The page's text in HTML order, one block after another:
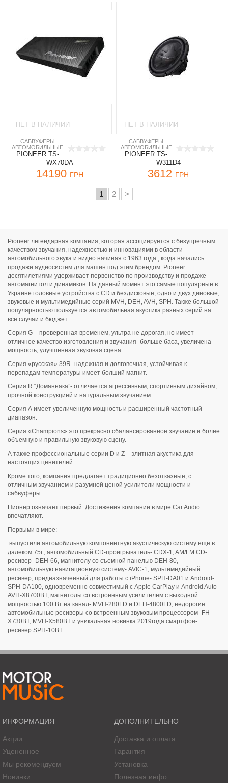
НЕТ В НАЛИЧИИ
САБВУФЕРЫ
АВТОМОБИЛЬНЫЕ
PIONEER TS-
WX70DA
14190 ГРН
НЕТ В НАЛИЧИИ
САБВУФЕРЫ
АВТОМОБИЛЬНЫЕ
PIONEER TS-
W311D4
3612 ГРН
1 2 >
Pioneer легендарная компания, которая ассоциируется с безупречным
качеством звучания, надежностью и инновациями в области
автомобильного звука и видео начиная с 1963 года , когда начались
продажи аудиосистем для машин под этим брендом. Pioneer
десятилетиями удерживает первенство по производству и продаже
автомагнитол и динамиков. На данный момент это самые популярные в
Украине головные устройства с CD и бездисковые, одно и двух диновые,
звуковые и мультимедийные серий MVH, DEH, AVH, SPH. Также большой
популярностью пользуется автомобильная акустика разных серий на
все случаи и бюджет:
Серия G – проверенная временем, ультра не дорогая, но имеет
отличное качество изготовления и звучания- больше баса, увеличена
мощность, улучшенная звуковая сцена.
Серия «русская» 39R- надежная и долговечная, устойчивая к
перепадам температуры имеет болший магнит.
Серия R “Доманнака”- отличается агрессивным, спортивным дизайном,
прочной конструкцией и натуральным звучанием.
Серия А имеет увеличенную мощность и расширенный частотный
диапазон.
Серия «Champions» это прекрасно сбалансированное звучание и более
объемную и правильную звуковую сцену.
А также профессиональные серии D и Z – элитная акустика для
настоящих ценителей
Кроме того, компания предлагает традиционно безотказные, с
отличным звучанием и разумной ценой усилители мощности и
сабвуферы.
Пионер означает первый. Достижения компании в мире Car Audio
впечатляют.
Первыми в мире:
выпустили автомобильную компонентную акустическую систему еще в
далеком 75г., автомобильный CD-проигрыватель- CDX-1, AM/FM CD-
ресивер- DEH-66, магнитолу со съемной панелью DEH-80,
автомобильную навигационную систему- AVIC-1, мультимедийный
ресивер, предназначенный для работы с iPhone- SPH-DA01 и Android-
SPH-DA100, одновременно совместимый с Apple CarPlay и Android Auto-
AVH-X8700BT, магнитолы со встроенным усилителем с выходной
мощностью 100 Вт на канал- MVH-280FD и DEH-4800FD, недорогие
автомобильные ресиверы со встроенным звуковым процессором- FH-
X730BT, MVH-X580BT и уникальная новинка 2019года смартфон-
ресивер SPH-10BT.
ИНФОРМАЦИЯ
Акции
Уцененное
Мы рекомендуем
Новинки
ДОПОЛНИТЕЛЬНО
Доставка и оплата
Гарантия
Установка
Полезная инфо